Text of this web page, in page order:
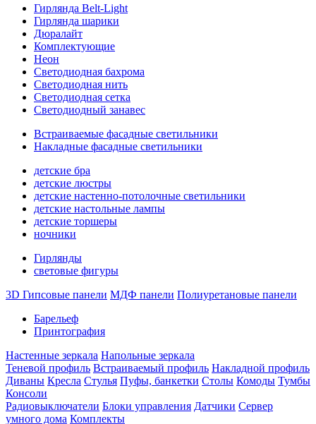
Гирлянда Belt-Light
Гирлянда шарики
Дюралайт
Комплектующие
Неон
Светодиодная бахрома
Светодиодная нить
Светодиодная сетка
Светодиодный занавес
Встраиваемые фасадные светильники
Накладные фасадные светильники
детские бра
детские люстры
детские настенно-потолочные светильники
детские настольные лампы
детские торшеры
ночники
Гирлянды
световые фигуры
3D Гипсовые панели МДФ панели Полиуретановые панели
Барельеф
Принтография
Настенные зеркала Напольные зеркала
Теневой профиль Встраиваемый профиль Накладной профиль
Диваны Кресла Стулья Пуфы, банкетки Столы Комоды Тумбы
Консоли
Радиовыключатели Блоки управления Датчики Сервер
умного дома Комплекты